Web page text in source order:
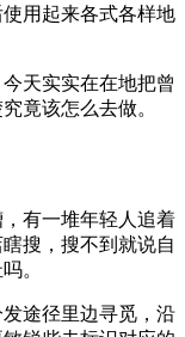
用起来各式各样地
天实实在在地把曾
竟该怎么去做。
有一堆年轻人追着
搜，搜不到就说自
。
途径里边寻觅，沿